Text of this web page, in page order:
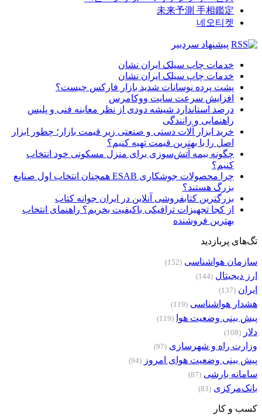
未来予測 手相鑑定
네오티켓
پیشنهاد سردبیر
خدمات چاپ سیلک ایران نشان
خدمات چاپ سیلک ایران نشان
پشت پرده نوسانات شدید بازار فارکس چیست؟
افزایش سرعت سایت ووکامرس
درصد استاندارد شیشه دودی از نظر معاینه فنی و پلیس
راهنمایی و رانندگی
خرید ابزار آلات دستی و صنعتی زیر قیمت بازار؛ چطور ابزار
اصل را با بهترین قیمت تهیه کنیم؟
چگونه بیمه آتش‌سوزی برای منزل مسکونی خود انتخاب
کنیم؟
چرا محصولات جوشکاری ESAB همچنان انتخاب اول صنایع
بزرگ هستند؟
بزرگترین کتابفروشی آنلاین در ایران جوانه کتاب
از کجا تجهیزات ترافیکی باکیفیت بخریم؟ راهنمای انتخاب
بهترین فروشنده
تگ‌های پربازدید
سازمان هواشناسی (152)
ارز دیجیتال (144)
ایران (137)
هشدار هواشناسی (119)
پیش بینی وضعیت هوا (119)
دلار (108)
وزارت راه و شهرسازی (97)
پیش بینی وضعیت هوای امروز (94)
سامانه بارشی (87)
بانک‌مرکزی (83)
کسب و کار